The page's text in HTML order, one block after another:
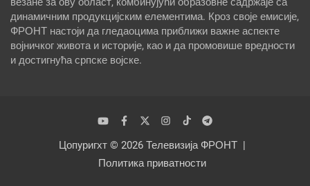
динамичним продукцијским елементима. Кроз своје емисије,
ФРОНТ настоји да гледаоцима приближи важне аспекте
војничког живота и историје, као и да промовише вредности
и достигнућа српске војске.
Цопyригхт © 2026 Телевизија ФРОНТ
Политика приватности